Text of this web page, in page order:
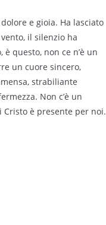
e gioia. Ha lasciato
il silenzio ha
questo, non ce n’è un
un cuore sincero,
strabiliante
Non c’è un
è presente per noi.